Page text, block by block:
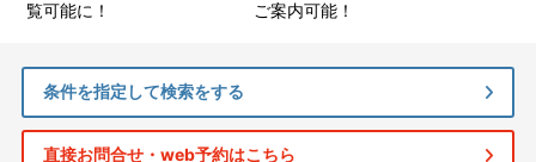
覧可能に！
ご案内可能！
条件を指定して検索をする
直接お問合せ・web予約はこちら